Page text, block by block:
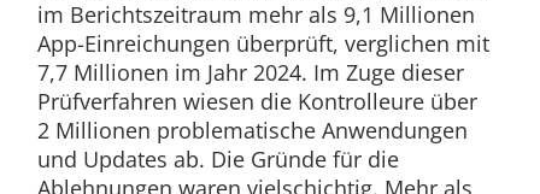
im Berichtszeitraum mehr als 9,1 Millionen
App-Einreichungen überprüft, verglichen mit
7,7 Millionen im Jahr 2024. Im Zuge dieser
Prüfverfahren wiesen die Kontrolleure über
2 Millionen problematische Anwendungen
und Updates ab. Die Gründe für die